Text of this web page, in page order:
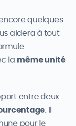
quelques
aidera à tout
la même unité
entre deux
. Il
pour le